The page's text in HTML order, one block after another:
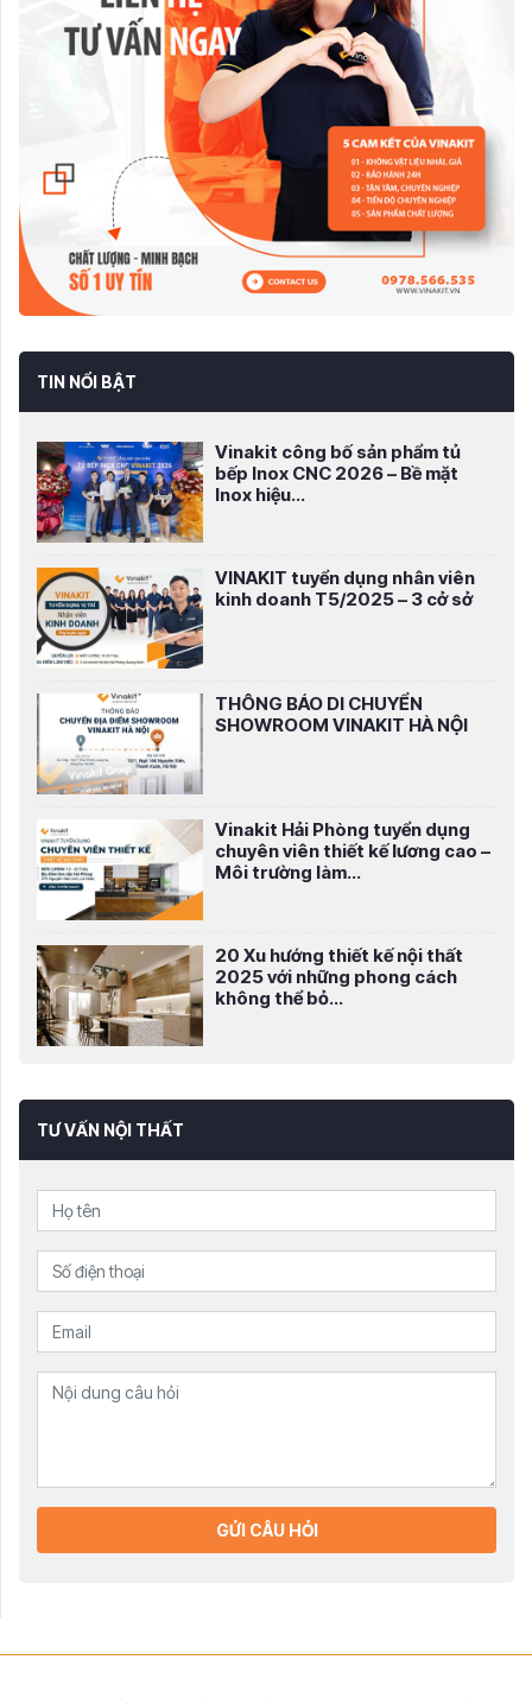
TIN NỔI BẬT
Vinakit công bố sản phẩm tủ
bếp Inox CNC 2026 – Bề mặt
Inox hiệu...
VINAKIT tuyển dụng nhân viên
kinh doanh T5/2025 – 3 cở sở
THÔNG BÁO DI CHUYỂN
SHOWROOM VINAKIT HÀ NỘI
Vinakit Hải Phòng tuyển dụng
chuyên viên thiết kế lương cao –
Môi trường làm...
20 Xu hướng thiết kế nội thất
2025 với những phong cách
không thể bỏ...
TƯ VẤN NỘI THẤT
GỬI CÂU HỎI